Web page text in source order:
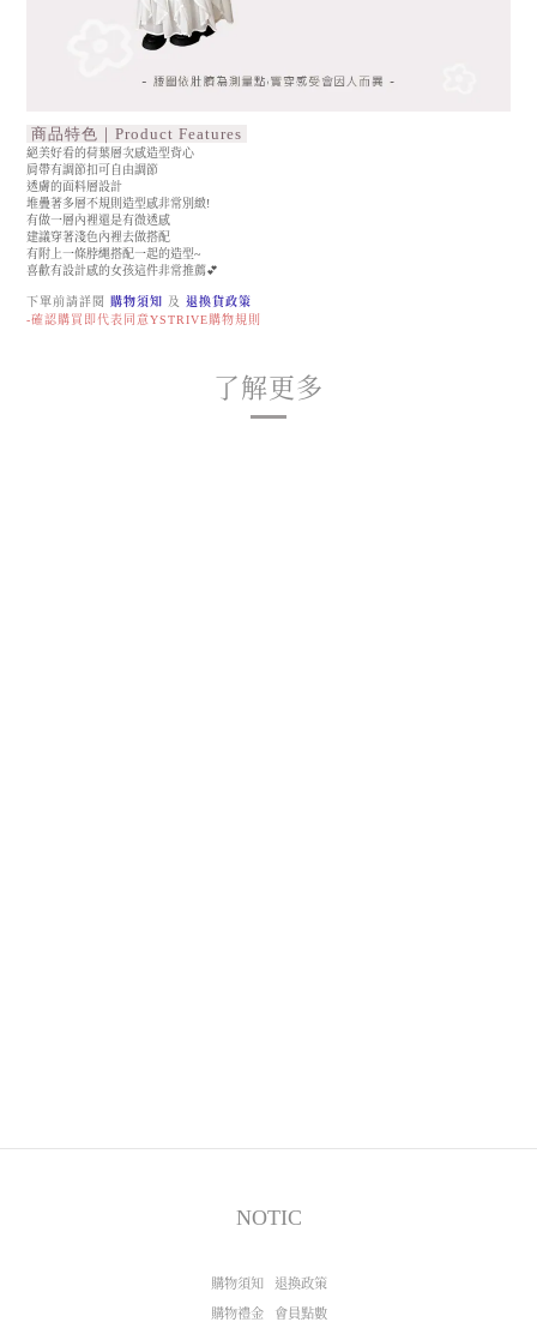
商品特色｜Product Features
絕美好看的荷葉層次感造型背心
肩帶有調節扣可自由調節
透膚的面料層設計
堆疊著多層不規則造型感非常別緻!
有做一層內裡還是有微透感
建議穿著淺色內裡去做搭配
有附上一條脖繩搭配一起的造型~
喜歡有設計感的女孩這件非常推薦💕
下單前請詳閱 購物須知 及 退換貨政策
-確認購買即代表同意YSTRIVE購物規則
了解更多
NOTIC
購物須知 退換政策
購物禮金 會員點數